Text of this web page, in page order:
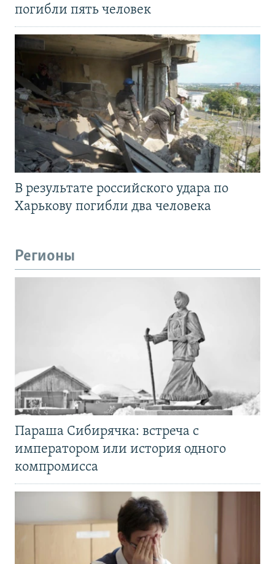
погибли пять человек
В результате российского удара по
Харькову погибли два человека
Регионы
Параша Сибирячка: встреча с
императором или история одного
компромисса